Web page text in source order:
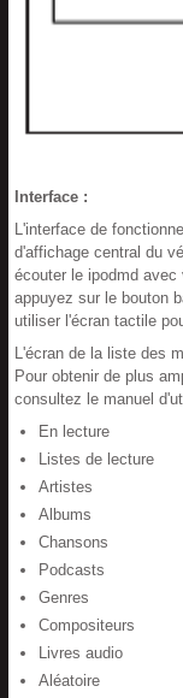
Interface :
L'interface de
d'affichage central du
écouter le ipodmd
appuyez sur le bouton
utiliser l'écran tactile
L'écran de la liste des
Pour obtenir de plus
consultez le manuel
En lecture
Listes de lecture
Artistes
Albums
Chansons
Podcasts
Genres
Compositeurs
Livres audio
Aléatoire